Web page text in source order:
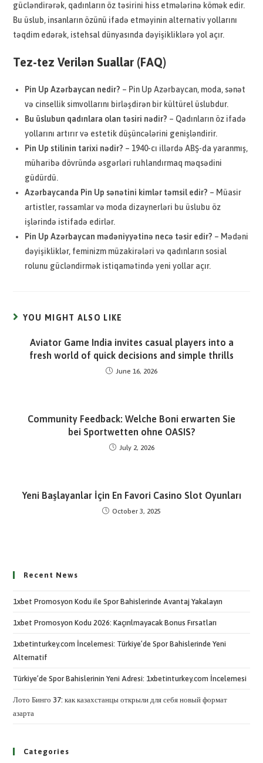
gücləndirərək, qadınların öz təsirini hiss etmələrinə kömək edir.
Bu üslub, insanların özünü ifadə etməyinin alternativ yollarını
təqdim edərək, istehsal dünyasında dəyişikliklərə yol açır.
Tez-tez Verilən Suallar (FAQ)
Pin Up Azərbaycan nedir? – Pin Up Azərbaycan, moda, sənət
və cinsellik simvollarını birləşdirən bir kültürel üslubdur.
Bu üslubun qadınlara olan təsiri nədir? – Qadınların öz ifadə
yollarını artırır və estetik düşüncələrini genişləndirir.
Pin Up stilinin tarixi nədir? – 1940-cı illərdə ABŞ-da yaranmış,
müharibə dövründə əsgərləri ruhlandırmaq məqsədini
güdürdü.
Azərbaycanda Pin Up sənətini kimlər təmsil edir? – Müasir
artistler, rəssamlar və moda dizaynerləri bu üslubu öz
işlərində istifadə edirlər.
Pin Up Azərbaycan mədəniyyətinə necə təsir edir? – Mədəni
dəyişikliklər, feminizm müzakirələri və qadınların sosial
rolunu gücləndirmək istiqamətində yeni yollar açır.
YOU MIGHT ALSO LIKE
Aviator Game India invites casual players into a
fresh world of quick decisions and simple thrills
June 16, 2026
Community Feedback: Welche Boni erwarten Sie
bei Sportwetten ohne OASIS?
July 2, 2026
Yeni Başlayanlar İçin En Favori Casino Slot Oyunları
October 3, 2025
Recent News
1xbet Promosyon Kodu ile Spor Bahislerinde Avantaj Yakalayın
1xbet Promosyon Kodu 2026: Kaçırılmayacak Bonus Fırsatları
1xbetinturkey.com İncelemesi: Türkiye’de Spor Bahislerinde Yeni
Alternatif
Türkiye’de Spor Bahislerinin Yeni Adresi: 1xbetinturkey.com İncelemesi
Лото Бинго 37: как казахстанцы открыли для себя новый формат
азарта
Categories